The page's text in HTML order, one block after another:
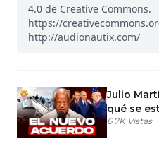
4.0 de Creative Commons.
https://
http://audionautix.com/
Julio
qué se
con USA
6.7K Vistas